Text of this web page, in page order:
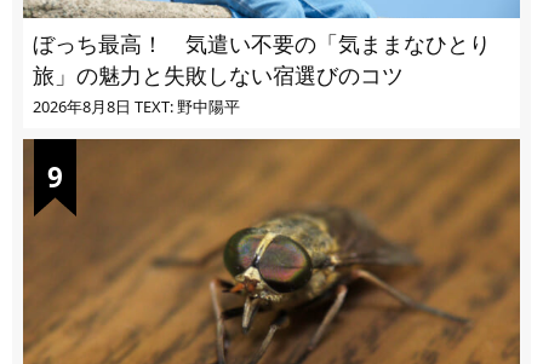
ぼっち最高！ 気遣い不要の「気ままなひとり
旅」の魅力と失敗しない宿選びのコツ
2026年8月8日 TEXT: 野中陽平